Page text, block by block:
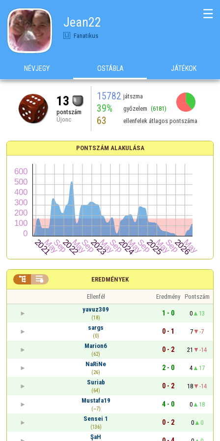
Jean22
Fanatikus
☰
NÉVJEGY OSTÁBLA JÁTÉKOK
13
pontszám
Újonc
15782 játszma
39% győzelem (6181)
63 ellenfelek átlagos pontszáma
PONTSZÁM ALAKULÁSA
EREDMÉNYEK
 
Ellenfél Eredmény Pontszám
yavuz309
(18)
1 - 0 0
13
sargs
(0)
0 - 1 7
-7
Marion6
(62)
0 - 2 21
-14
NaRiNe
(26)
2 - 0 4
17
Suriab
(64)
0 - 2 18
-14
Mustafa19
(~7)
4 - 0 0
18
Sensei 1
(136)
0 - 2 0
0
ŞaH